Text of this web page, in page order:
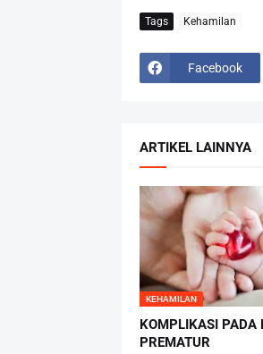
Tags Kehamilan
Facebook
ARTIKEL LAINNYA
KEHAMILAN
KOMPLIKASI PADA
PREMATUR